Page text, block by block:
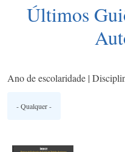
Últimos
Ano de escolaridade |